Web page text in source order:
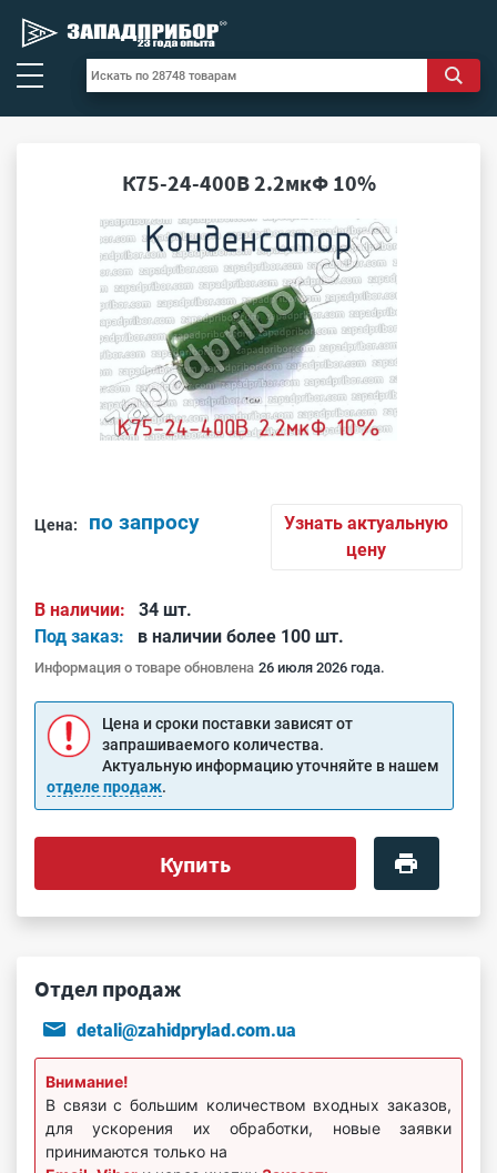
К75-24-400В 2.2мкФ 10%
Цена: по запросу
Узнать актуальную
цену
В наличии:
34 шт.
Под заказ:
в наличии более 100 шт.
Информация о товаре обновлена 26 июля 2026 года.
Цена и сроки поставки зависят от
запрашиваемого количества.
Актуальную информацию уточняйте в нашем
отделе продаж.
Купить
Отдел продаж
detali@zahidprylad.com.ua
Внимание!
В связи с большим количеством входных заказов,
для ускорения их обработки, новые заявки
принимаются только на